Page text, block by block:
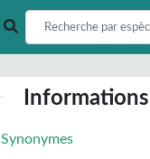
Synonymes